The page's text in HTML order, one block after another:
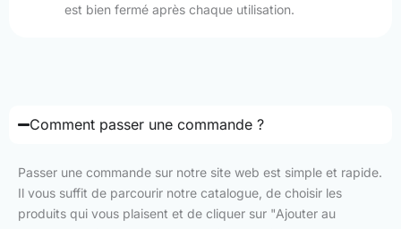
est bien fermé après chaque utilisation.
Comment passer une commande ?
Passer une commande sur notre site web est simple et rapide.
Il vous suffit de parcourir notre catalogue, de choisir les
produits qui vous plaisent et de cliquer sur "Ajouter au